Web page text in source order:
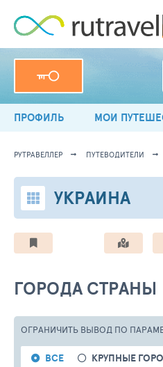
ПРОФИЛЬ МОИ
РУТРАВЕЛЛЕР ПУТЕВОДИТЕЛИ
УКРАИНА
ГОРОДА СТРАНЫ
ОГРАНИЧИТЬ ВЫВОД ПО
ВСЕ КРУПНЫЕ